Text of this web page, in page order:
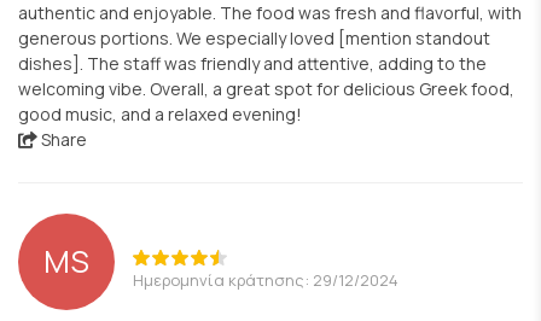
authentic and enjoyable. The food was fresh and flavorful, with
generous portions. We especially loved [mention standout
dishes]. The staff was friendly and attentive, adding to the
welcoming vibe. Overall, a great spot for delicious Greek food,
good music, and a relaxed evening!
Share
MS Ημερομηνία κράτησης: 29/12/2024